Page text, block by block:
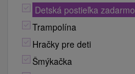
Detská postieľka zadarmo
Trampolína
Hračky pre deti
Šmýkačka